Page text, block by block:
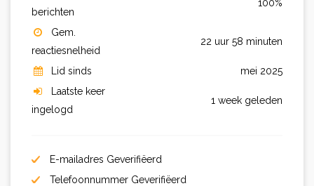
berichten
100%
Gem.
reactiesnelheid
22 uur 58 minuten
Lid sinds
mei 2025
Laatste keer
ingelogd
1 week geleden
E-mailadres Geverifiëerd
Telefoonnummer Geverifiëerd